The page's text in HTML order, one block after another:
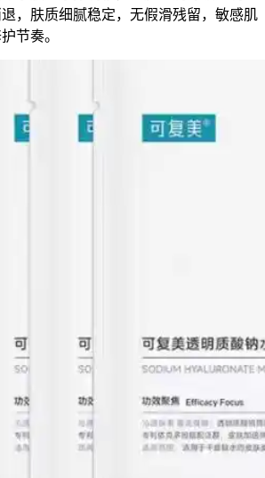
，肤质细腻稳定，无假滑残留，敏感肌
节奏。